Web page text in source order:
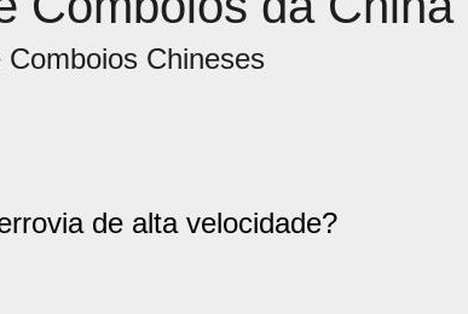
Chineses
de alta velocidade?